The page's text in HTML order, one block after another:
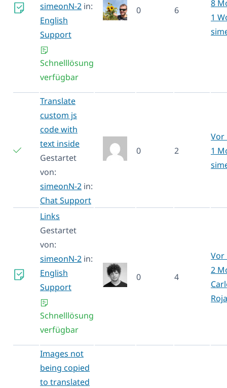
simeonN-2 in:
English
Support
Schnelllösung
verfügbar
0 6
8
1
Translate
custom js
code with
text inside
Gestartet
von:
simeonN-2 in:
Chat Support
0 2
Vor
1
Links
Gestartet
von:
simeonN-2 in:
English
Support
Schnelllösung
verfügbar
0 4
Vor
2
Images not
being copied
to translated